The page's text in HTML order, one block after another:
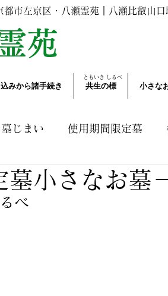
霊苑
みから諸手続き 共生の標 小さな
ともいき​ しるべ
都市左京区・八瀬霊苑｜ 八瀬比叡山口
墓じまい 使用期間限定墓
いて 諸手続き・業務連絡
墓小さなお墓
べ